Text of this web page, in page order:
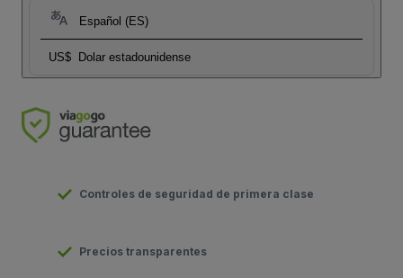
Español (ES)
US$ Dolar estadounidense
Controles de seguridad de primera clase
Precios transparentes